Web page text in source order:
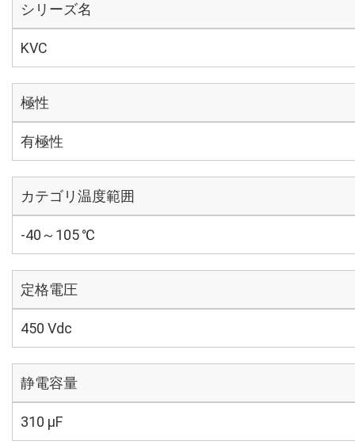
シリーズ名
KVC
極性
有極性
カテゴリ温度範囲
-40～105 ℃
定格電圧
450 Vdc
静電容量
310 µF